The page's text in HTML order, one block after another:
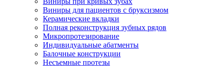
Виниры для пациентов с бруксизмом
Керамические вкладки
Полная реконструкция зубных рядов
Микропротезирование
Индивидуальные абатменты
Балочные конструкции
Несъемные протезы